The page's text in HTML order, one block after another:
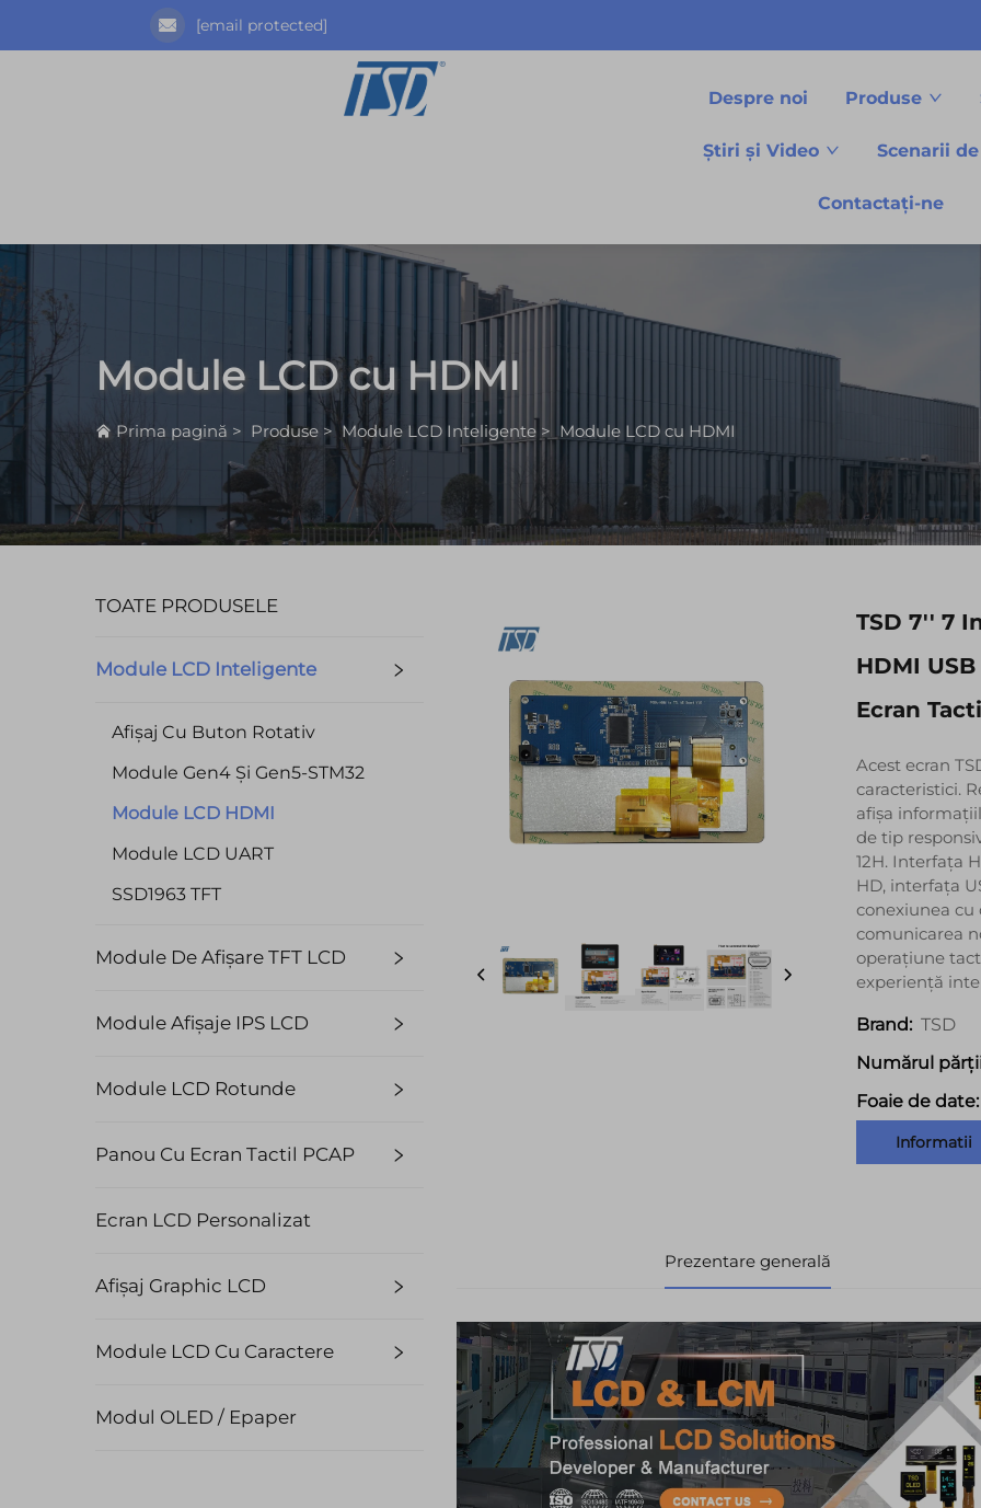
[email protected]
Despre noi Produse
Știri și Video Scenarii
Contactați-ne
Module LCD cu HDMI
Prima pagină > Produse > Module LCD Inteligente > Module LCD cu HDMI
TOATE PRODUSELE
Module LCD Inteligente
Afișaj Cu Buton Rotativ
Module Gen4 Și Gen5-STM32
Module LCD HDMI
Module LCD UART
SSD1963 TFT
Module De Afișare TFT LCD
Module Afișaje IPS LCD
Module LCD Rotunde
Panou Cu Ecran Tactil PCAP
Ecran LCD Personalizat
Afișaj Graphic LCD
Module LCD Cu Caractere
Modul OLED / Epaper
TSD 7'' 7
HDMI
Ecran
Acest ecran
caracteristici.
afișa
de tip
12H. Interfața
HD, interfața
conexiunea cu
comunicarea
operațiune
experiență
Brand: TSD
Numărul
Foaie de date:
Informatii
Prezentare generală